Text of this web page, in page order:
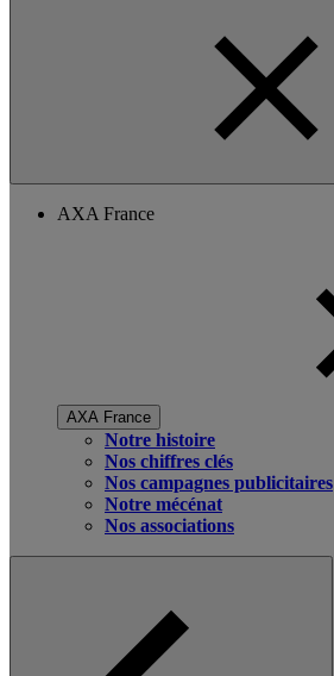
AXA France
AXA France
Notre histoire
Nos chiffres clés
Nos campagnes publicitaires
Notre mécénat
Nos associations